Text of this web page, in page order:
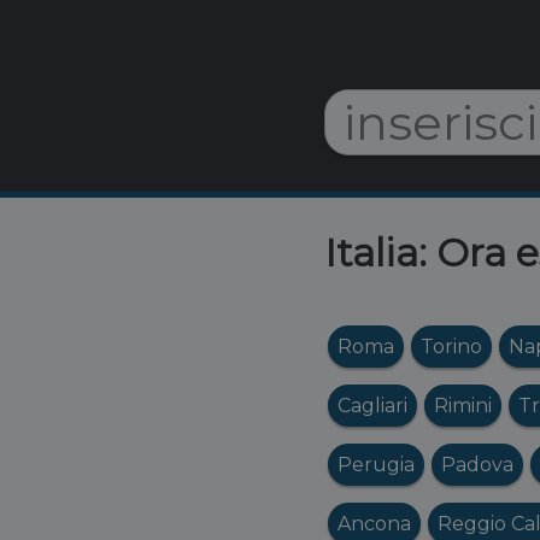
Italia: Ora
Roma Torino
Cagliari Rimini
Perugia Padova
Ancona Reggio